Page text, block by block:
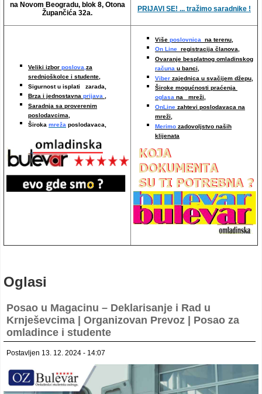
na Novom Beogradu, blok 8, Otona
Župančića 32a.
PRIJAVI SE! ... tražimo saradnike !
Veliki izbor poslova,za
srednjoškolce i studente,
Sigurnost u isplati zarada,
Brza i jednostavna prijava ,
Saradnja sa proverenim
poslodavcima,
Široka mreža poslodavaca,
Više poslovnica na terenu,
On Line registracija članova,
Ovaranje besplatnog omladinskog
računa u banci,
Viber zajednica u svačijem džepu,
Široke mogućnosti praćenja
oglasa na mreži,
OnLine zahtevi poslodavaca na
mreži,
Merimo zadovoljstvo naših
klijenata
Oglasi
Posao u Magacinu – Deklarisanje i Rad u
Krnješevcima | Organizovan Prevoz | Posao za
omladince i studente
Postavljen 13. 12. 2024 - 14:07